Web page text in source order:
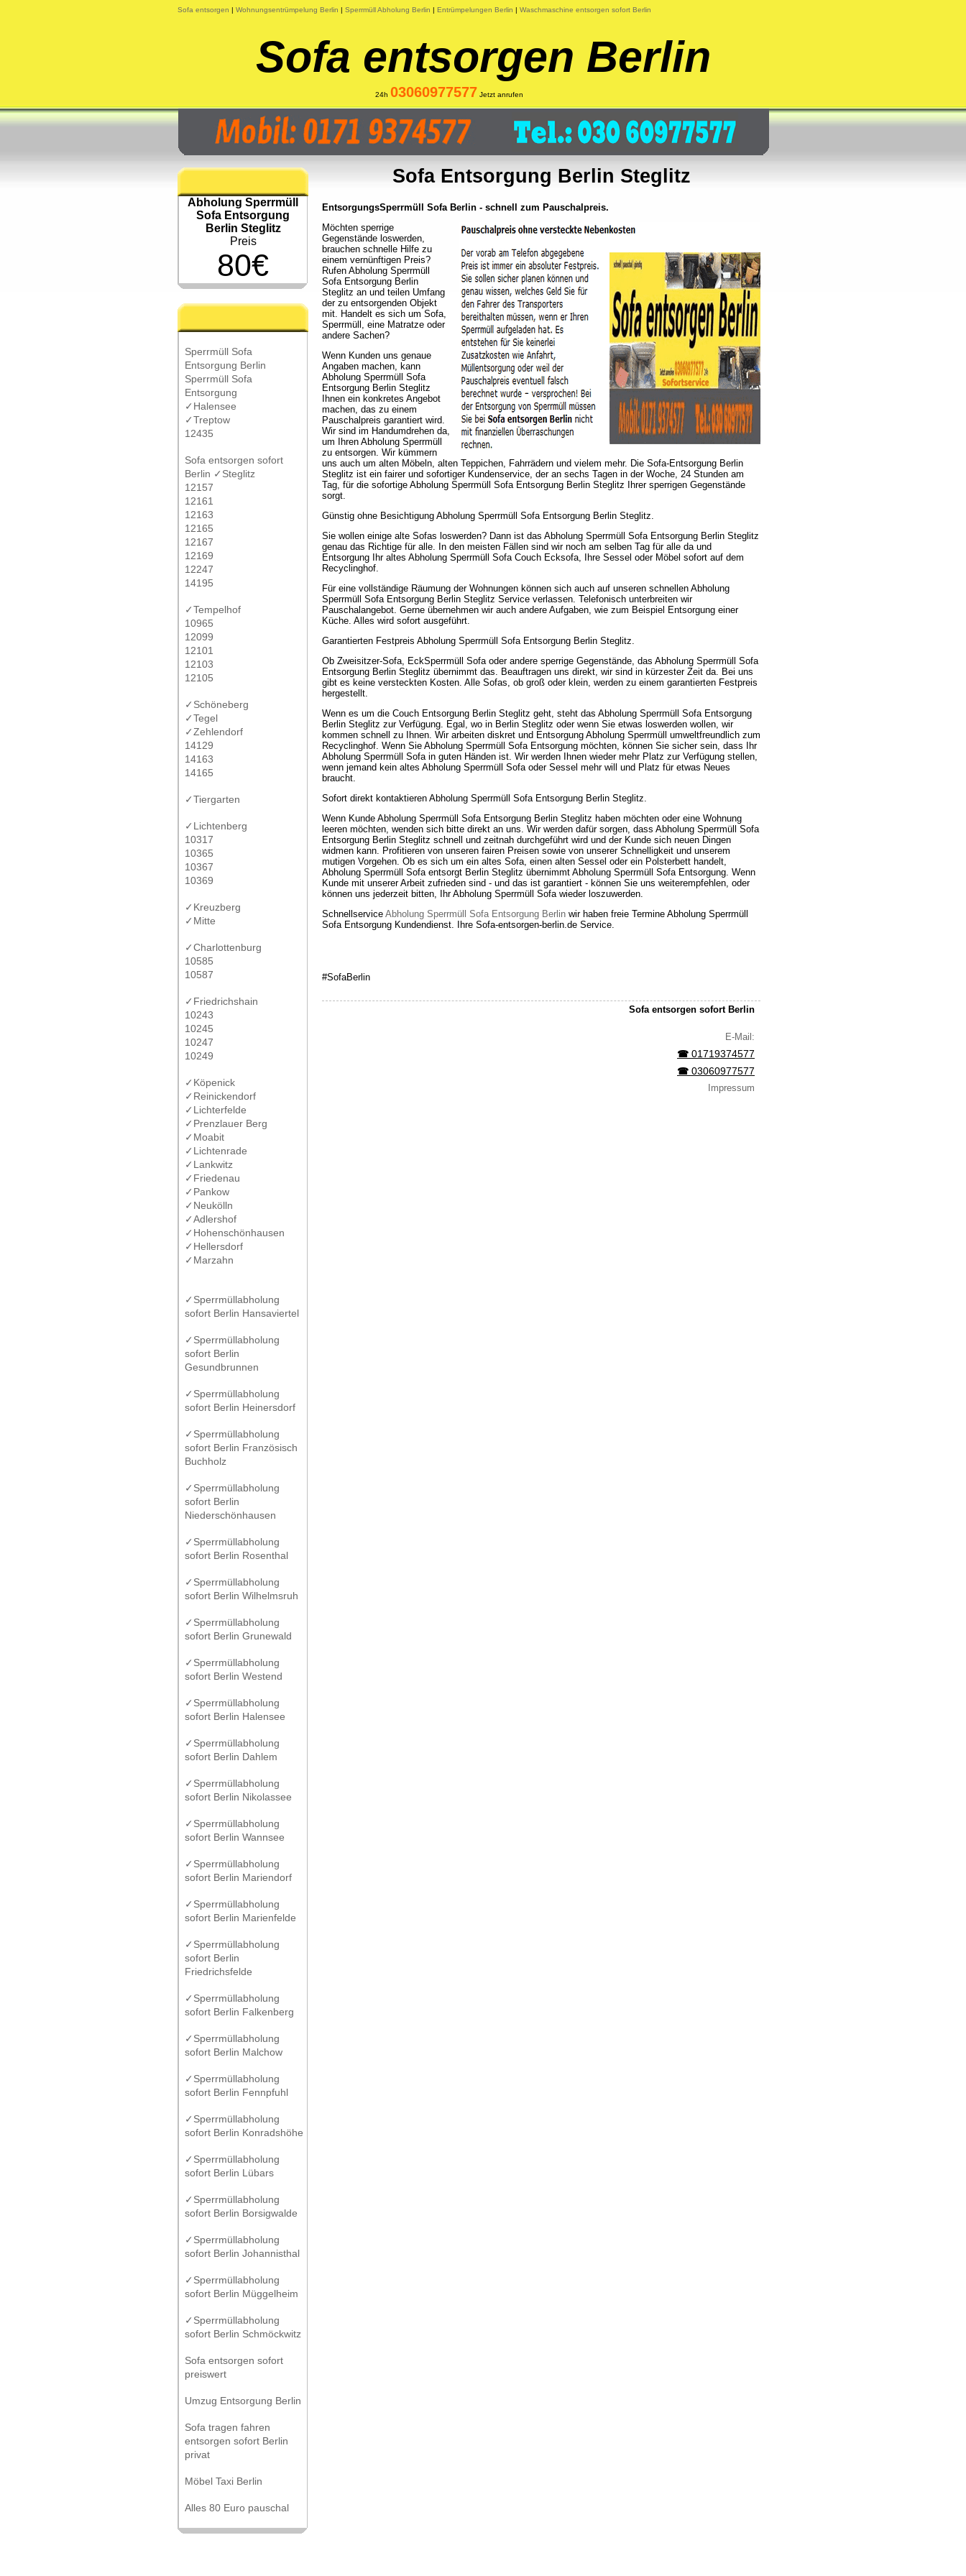
Sofa entsorgen | Wohnungsentrümpelung Berlin | Sperrmüll Abholung Berlin | Entrümpelungen Berlin | Waschmaschine entsorgen sofort Berlin
Sofa entsorgen Berlin
24h 03060977577 Jetzt anrufen
Abholung Sperrmüll
Sofa Entsorgung
Berlin Steglitz
Preis
80€
Sperrmüll Sofa
Entsorgung Berlin
Sperrmüll Sofa
Entsorgung
✓Halensee
✓Treptow
12435
Sofa entsorgen sofort
Berlin ✓Steglitz
12157
12161
12163
12165
12167
12169
12247
14195
✓Tempelhof
10965
12099
12101
12103
12105
✓Schöneberg
✓Tegel
✓Zehlendorf
14129
14163
14165
✓Tiergarten
✓Lichtenberg
10317
10365
10367
10369
✓Kreuzberg
✓Mitte
✓Charlottenburg
10585
10587
✓Friedrichshain
10243
10245
10247
10249
✓Köpenick
✓Reinickendorf
✓Lichterfelde
✓Prenzlauer Berg
✓Moabit
✓Lichtenrade
✓Lankwitz
✓Friedenau
✓Pankow
✓Neukölln
✓Adlershof
✓Hohenschönhausen
✓Hellersdorf
✓Marzahn
✓Sperrmüllabholung
sofort Berlin Hansaviertel
✓Sperrmüllabholung
sofort Berlin
Gesundbrunnen
✓Sperrmüllabholung
sofort Berlin Heinersdorf
✓Sperrmüllabholung
sofort Berlin Französisch
Buchholz
✓Sperrmüllabholung
sofort Berlin
Niederschönhausen
✓Sperrmüllabholung
sofort Berlin Rosenthal
✓Sperrmüllabholung
sofort Berlin Wilhelmsruh
✓Sperrmüllabholung
sofort Berlin Grunewald
✓Sperrmüllabholung
sofort Berlin Westend
✓Sperrmüllabholung
sofort Berlin Halensee
✓Sperrmüllabholung
sofort Berlin Dahlem
✓Sperrmüllabholung
sofort Berlin Nikolassee
✓Sperrmüllabholung
sofort Berlin Wannsee
✓Sperrmüllabholung
sofort Berlin Mariendorf
✓Sperrmüllabholung
sofort Berlin Marienfelde
✓Sperrmüllabholung
sofort Berlin
Friedrichsfelde
✓Sperrmüllabholung
sofort Berlin Falkenberg
✓Sperrmüllabholung
sofort Berlin Malchow
✓Sperrmüllabholung
sofort Berlin Fennpfuhl
✓Sperrmüllabholung
sofort Berlin Konradshöhe
✓Sperrmüllabholung
sofort Berlin Lübars
✓Sperrmüllabholung
sofort Berlin Borsigwalde
✓Sperrmüllabholung
sofort Berlin Johannisthal
✓Sperrmüllabholung
sofort Berlin Müggelheim
✓Sperrmüllabholung
sofort Berlin Schmöckwitz
Sofa entsorgen sofort
preiswert
Umzug Entsorgung Berlin
Sofa tragen fahren
entsorgen sofort Berlin
privat
Möbel Taxi Berlin
Alles 80 Euro pauschal
Sofa Entsorgung Berlin Steglitz
EntsorgungsSperrmüll Sofa Berlin - schnell zum Pauschalpreis.
Möchten sperrige
Gegenstände loswerden,
brauchen schnelle Hilfe zu
einem vernünftigen Preis?
Rufen Abholung Sperrmüll
Sofa Entsorgung Berlin
Steglitz an und teilen Umfang
der zu entsorgenden Objekt
mit. Handelt es sich um Sofa,
Sperrmüll, eine Matratze oder
andere Sachen?
Wenn Kunden uns genaue
Angaben machen, kann
Abholung Sperrmüll Sofa
Entsorgung Berlin Steglitz
Ihnen ein konkretes Angebot
machen, das zu einem
Pauschalpreis garantiert wird.
Wir sind im Handumdrehen da,
um Ihren Abholung Sperrmüll
zu entsorgen. Wir kümmern
uns auch um alten Möbeln, alten Teppichen, Fahrrädern und vielem mehr. Die Sofa-Entsorgung Berlin
Steglitz ist ein fairer und sofortiger Kundenservice, der an sechs Tagen in der Woche, 24 Stunden am
Tag, für die sofortige Abholung Sperrmüll Sofa Entsorgung Berlin Steglitz Ihrer sperrigen Gegenstände
sorgt.
Günstig ohne Besichtigung Abholung Sperrmüll Sofa Entsorgung Berlin Steglitz.
Sie wollen einige alte Sofas loswerden? Dann ist das Abholung Sperrmüll Sofa Entsorgung Berlin Steglitz
genau das Richtige für alle. In den meisten Fällen sind wir noch am selben Tag für alle da und
Entsorgung Ihr altes Abholung Sperrmüll Sofa Couch Ecksofa, Ihre Sessel oder Möbel sofort auf dem
Recyclinghof.
Für eine vollständige Räumung der Wohnungen können sich auch auf unseren schnellen Abholung
Sperrmüll Sofa Entsorgung Berlin Steglitz Service verlassen. Telefonisch unterbreiten wir
Pauschalangebot. Gerne übernehmen wir auch andere Aufgaben, wie zum Beispiel Entsorgung einer
Küche. Alles wird sofort ausgeführt.
Garantierten Festpreis Abholung Sperrmüll Sofa Entsorgung Berlin Steglitz.
Ob Zweisitzer-Sofa, EckSperrmüll Sofa oder andere sperrige Gegenstände, das Abholung Sperrmüll Sofa
Entsorgung Berlin Steglitz übernimmt das. Beauftragen uns direkt, wir sind in kürzester Zeit da. Bei uns
gibt es keine versteckten Kosten. Alle Sofas, ob groß oder klein, werden zu einem garantierten Festpreis
hergestellt.
Wenn es um die Couch Entsorgung Berlin Steglitz geht, steht das Abholung Sperrmüll Sofa Entsorgung
Berlin Steglitz zur Verfügung. Egal, wo in Berlin Steglitz oder wenn Sie etwas loswerden wollen, wir
kommen schnell zu Ihnen. Wir arbeiten diskret und Entsorgung Abholung Sperrmüll umweltfreundlich zum
Recyclinghof. Wenn Sie Abholung Sperrmüll Sofa Entsorgung möchten, können Sie sicher sein, dass Ihr
Abholung Sperrmüll Sofa in guten Händen ist. Wir werden Ihnen wieder mehr Platz zur Verfügung stellen,
wenn jemand kein altes Abholung Sperrmüll Sofa oder Sessel mehr will und Platz für etwas Neues
braucht.
Sofort direkt kontaktieren Abholung Sperrmüll Sofa Entsorgung Berlin Steglitz.
Wenn Kunde Abholung Sperrmüll Sofa Entsorgung Berlin Steglitz haben möchten oder eine Wohnung
leeren möchten, wenden sich bitte direkt an uns. Wir werden dafür sorgen, dass Abholung Sperrmüll Sofa
Entsorgung Berlin Steglitz schnell und zeitnah durchgeführt wird und der Kunde sich neuen Dingen
widmen kann. Profitieren von unseren fairen Preisen sowie von unserer Schnelligkeit und unserem
mutigen Vorgehen. Ob es sich um ein altes Sofa, einen alten Sessel oder ein Polsterbett handelt,
Abholung Sperrmüll Sofa entsorgt Berlin Steglitz übernimmt Abholung Sperrmüll Sofa Entsorgung. Wenn
Kunde mit unserer Arbeit zufrieden sind - und das ist garantiert - können Sie uns weiterempfehlen, oder
können uns jederzeit bitten, Ihr Abholung Sperrmüll Sofa wieder loszuwerden.
Schnellservice Abholung Sperrmüll Sofa Entsorgung Berlin wir haben freie Termine Abholung Sperrmüll
Sofa Entsorgung Kundendienst. Ihre Sofa-entsorgen-berlin.de Service.
#SofaBerlin
Sofa entsorgen sofort Berlin
E-Mail:
☎︎ 01719374577
☎︎ 03060977577
Impressum